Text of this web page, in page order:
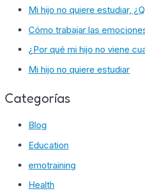
Mi hijo no quiere estudiar,
Cómo trabajar las
¿Por qué mi hijo no viene
Mi hijo no quiere estudiar
Categorías
Blog
Education
emotraining
Health